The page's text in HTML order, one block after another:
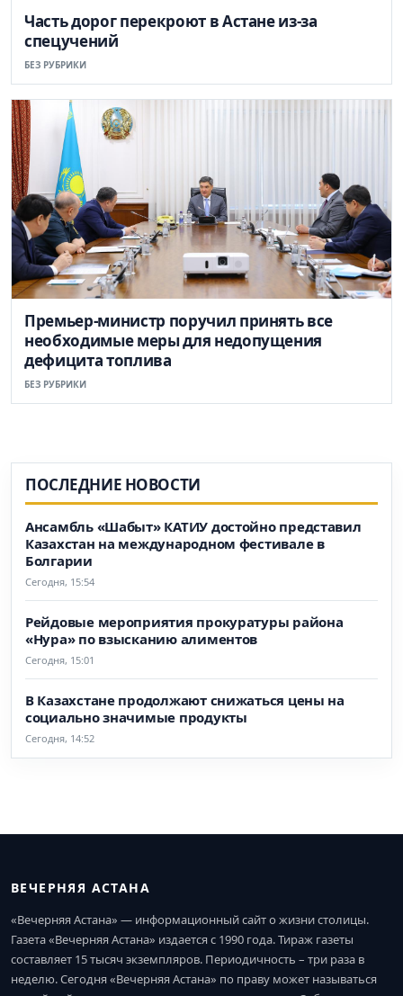
Часть дорог перекроют в Астане из-за
спецучений
БЕЗ РУБРИКИ
Премьер-министр поручил принять все
необходимые меры для недопущения
дефицита топлива
БЕЗ РУБРИКИ
ПОСЛЕДНИЕ НОВОСТИ
Ансамбль «Шабыт» КАТИУ достойно представил
Казахстан на международном фестивале в
Болгарии
Сегодня, 15:54
Рейдовые мероприятия прокуратуры района
«Нура» по взысканию алиментов
Сегодня, 15:01
В Казахстане продолжают снижаться цены на
социально значимые продукты
Сегодня, 14:52
ВЕЧЕРНЯЯ АСТАНА
«Вечерняя Астана» — информационный сайт о жизни столицы.
Газета «Вечерняя Астана» издается с 1990 года. Тираж газеты
составляет 15 тысяч экземпляров. Периодичность – три раза в
неделю. Сегодня «Вечерняя Астана» по праву может называться